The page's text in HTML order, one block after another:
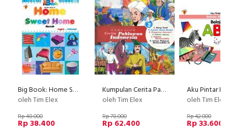
Big Book: Home Sweet Home
oleh Tim Elex
Rp 48.000
Rp 38.400
Kumpulan Cerita Pahlawan Indonesia Vol. 2
oleh Tim Elex
Rp 78.000
Rp 62.400
oleh Tim Elex
Rp 42.000
Rp 33.600